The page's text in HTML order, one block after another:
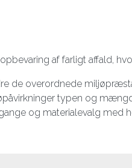
af farligt affald,
de overordnede
typen og
og materialevalg